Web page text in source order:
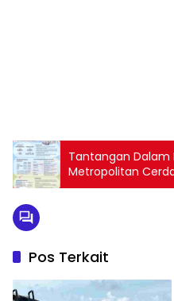
Tantangan Dalam
Metropolitan
Pos Terkait